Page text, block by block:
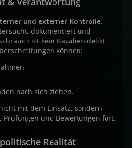
und externer Kontrolle.
dokumentiert und
ist kein Kavaliersdelikt.
können:
nach sich ziehen.
mit dem Einsatz, sondern
Prüfungen und Bewertungen fort.
Realität